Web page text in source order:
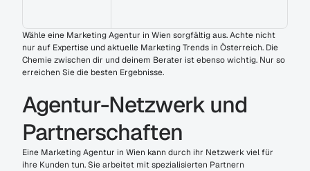
Wähle eine Marketing Agentur in Wien sorgfältig aus. Achte nicht
nur auf Expertise und aktuelle Marketing Trends in Österreich. Die
Chemie zwischen dir und deinem Berater ist ebenso wichtig. Nur so
erreichen Sie die besten Ergebnisse.
Agentur-Netzwerk und
Partnerschaften
Eine Marketing Agentur in Wien kann durch ihr Netzwerk viel für
ihre Kunden tun. Sie arbeitet mit spezialisierten Partnern